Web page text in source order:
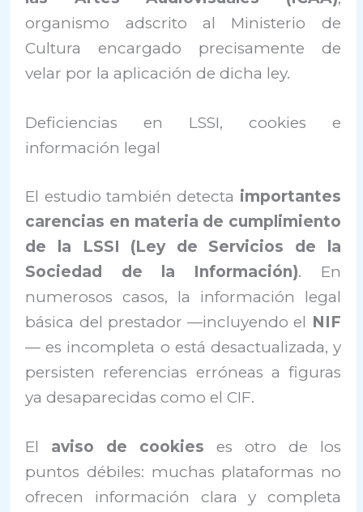
organismo adscrito al Ministerio de
Cultura encargado precisamente de
velar por la aplicación de dicha ley.
Deficiencias en LSSI, cookies e
información legal
El estudio también detecta importantes
carencias en materia de cumplimiento
de la LSSI (Ley de Servicios de la
Sociedad de la Información). En
numerosos casos, la información legal
básica del prestador —incluyendo el NIF
— es incompleta o está desactualizada, y
persisten referencias erróneas a figuras
ya desaparecidas como el CIF.
El aviso de cookies es otro de los
puntos débiles: muchas plataformas no
ofrecen información clara y completa